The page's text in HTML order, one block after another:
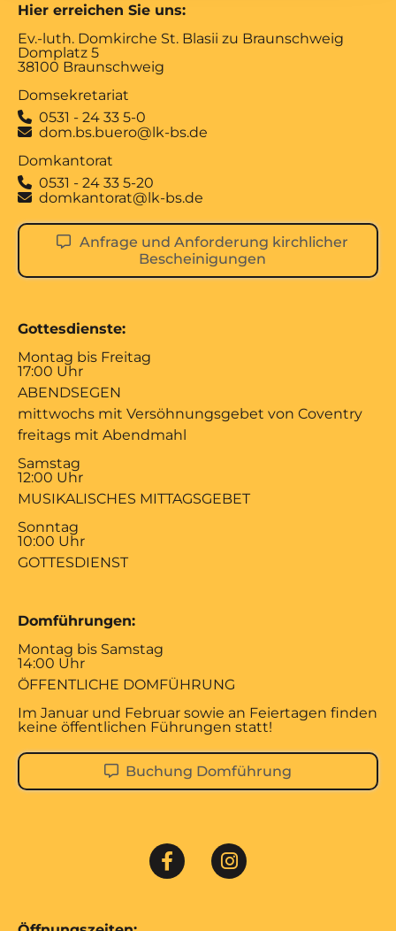
Hier erreichen Sie uns:
Ev.-luth. Domkirche St. Blasii zu Braunschweig
Domplatz 5
38100 Braunschweig
Domsekretariat
 0531 - 24 33 5-0
 dom.bs.buero@lk-bs.de
Domkantorat
 0531 - 24 33 5-20
 domkantorat@lk-bs.de
Anfrage und Anforderung kirchlicher
Bescheinigungen
Gottesdienste:
Montag bis Freitag
17:00 Uhr
ABENDSEGEN
mittwochs mit Versöhnungsgebet von Coventry
freitags mit Abendmahl
Samstag
12:00 Uhr
MUSIKALISCHES MITTAGSGEBET
Sonntag
10:00 Uhr
GOTTESDIENST
Domführungen:
Montag bis Samstag
14:00 Uhr
ÖFFENTLICHE DOMFÜHRUNG
Im Januar und Februar sowie an Feiertagen finden
keine öffentlichen Führungen statt!
Buchung Domführung